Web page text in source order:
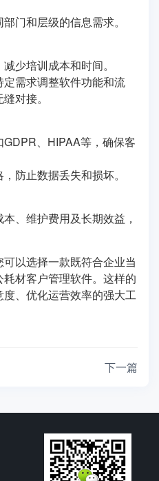
门和层级的信息需求。
少培训成本和时间。
需求调整软件功能和流
对接。
、HIPAA等，确保客
防止数据丢失和损坏。
、维护费用及长期效益，
以选择一款既符合企业当
材客户管理软件。这样的
、优化运营效率的强大工
下一篇